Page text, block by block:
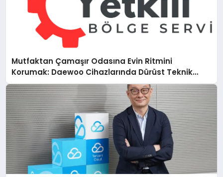
Mutfaktan Çamaşır Odasına Evin Ritmini
Korumak: Daewoo Cihazlarında Dürüst Teknik
Destek Deneyimi